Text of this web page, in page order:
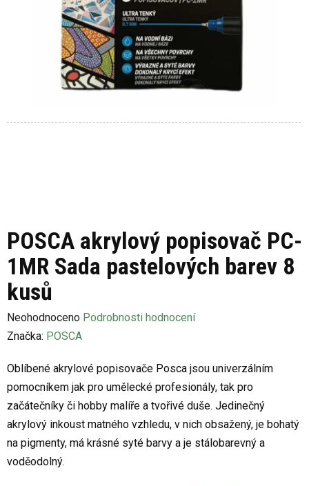
POSCA akrylový popisovač PC-
1MR Sada pastelových barev 8
kusů
Průměrné
hodnocení
je
0,0
z
5
hvězdiček.
Neohodnoceno Podrobnosti hodnocení
Značka: POSCA
Oblíbené akrylové popisovače Posca jsou univerzálním
pomocníkem jak pro umělecké profesionály, tak pro
začátečníky či hobby malíře a tvořivé duše. Jedinečný
akrylový inkoust matného vzhledu, v nich obsažený, je bohatý
na pigmenty, má krásné syté barvy a je stálobarevný a
voděodolný.